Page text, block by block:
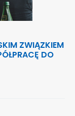
ZWIĄZKIEM
DO